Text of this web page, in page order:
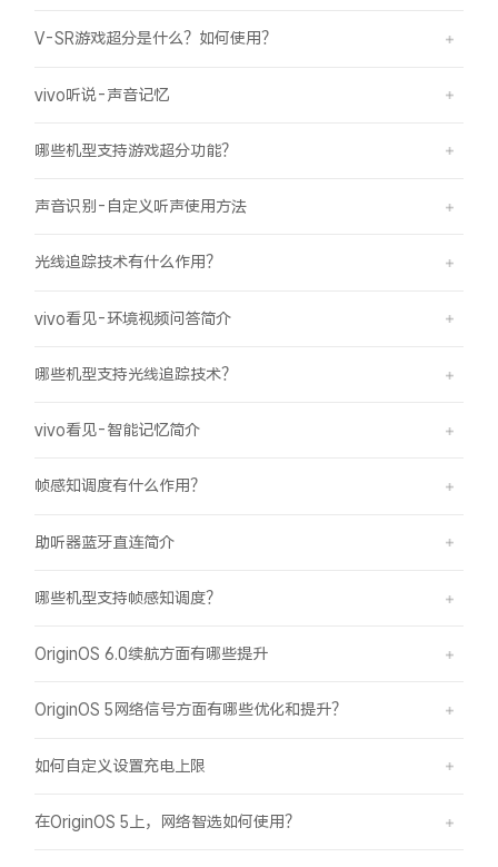
V-SR游戏超分是什么？如何使用？
vivo听说-声音记忆
哪些机型支持游戏超分功能？
声音识别-自定义听声使用方法
光线追踪技术有什么作用？
vivo看见-环境视频问答简介
哪些机型支持光线追踪技术？
vivo看见-智能记忆简介
帧感知调度有什么作用？
助听器蓝牙直连简介
哪些机型支持帧感知调度？
OriginOS 6.0续航方面有哪些提升
OriginOS 5网络信号方面有哪些优化和提升？
如何自定义设置充电上限
在OriginOS 5上，网络智选如何使用？